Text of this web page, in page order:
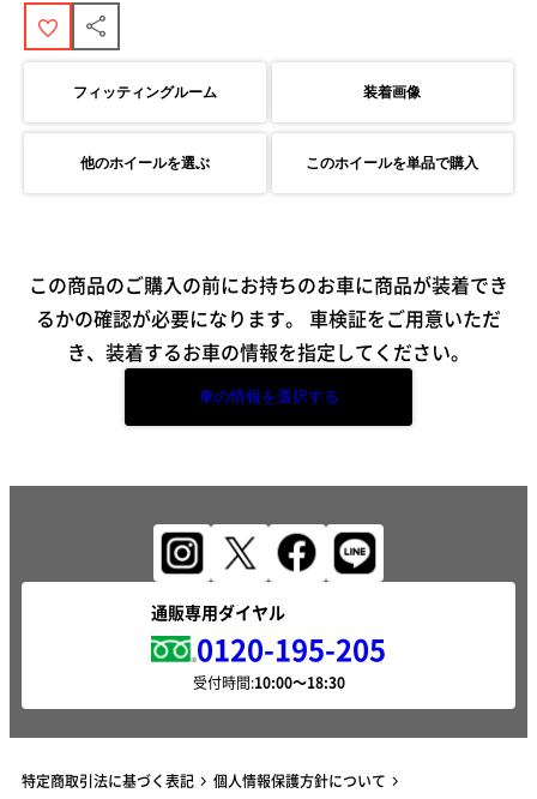
フィッティングルーム 装着画像
他のホイールを選ぶ このホイールを単品で購入
この商品のご購入の前にお持ちのお車に商品が装着でき
るかの確認が必要になります。 車検証をご用意いただ
き、装着するお車の情報を指定してください。
車の情報を選択する
通販専用ダイヤル
0120-195-205
受付時間:
特定商取引法に基づく表記 個人情報保護方針について